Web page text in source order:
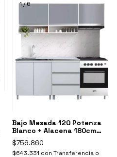
1/6
Bajo Mesada 120 Potenza
Blanco + Alacena 180cm
Sorrento Gris
$756.860
$643.331 con Transferencia o